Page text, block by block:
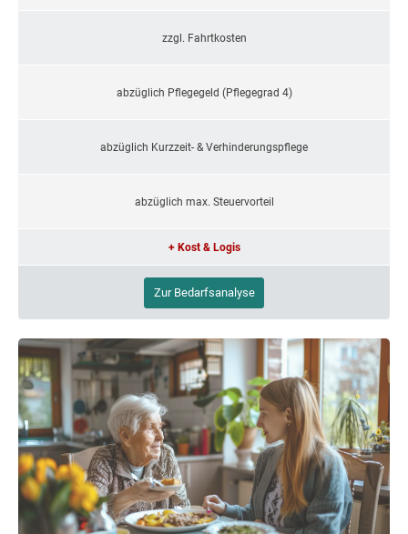
zzgl. Fahrtkosten
abzüglich Pflegegeld (Pflegegrad 4)
abzüglich Kurzzeit- & Verhinderungspflege
abzüglich max. Steuervorteil
+ Kost & Logis
Zur Bedarfsanalyse